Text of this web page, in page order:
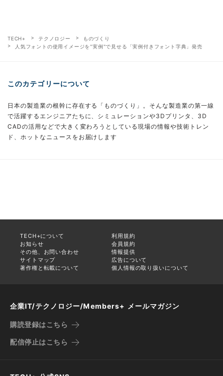
TECH+ テクノロジー
ものづくり
人気フォントの使用イメージを"実例"で見せる「実例付きフォント字典」発売
このカテゴリーについて
日本の製造業の根幹に存在する「ものづくり」。そんな製造業の第一線
で活躍するエンジニアたちに、シミュレーションや3Dプリンタ、3D
CADの活用などで大きく変わろうとしている現場の情報や技術トレン
ド、ホットなニュースをお届けします
TECH+について
利用規約
お知らせ
会員規約
その他、お問い合わせ
情報提供
サイトマップ
広告について
著作権と転載について
個人情報の取り扱いについて
企業IT/テクノロジー/Members+ メールマガジン
購読登録はこちら
配信停止はこちら